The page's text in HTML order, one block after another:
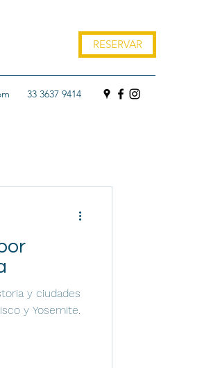
RESERVAR
33 3637 9414
y ciudades
y Yosemite.